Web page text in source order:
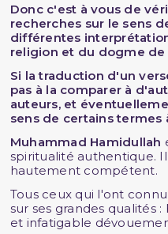
Donc c'est à vous de
recherches sur le sens
différentes
religion et du dogme de
Si la traduction d'un
pas à la comparer à
auteurs, et
sens de certains termes
Muhammad Hamidullah
spiritualité authentique.
hautement compétent.
Tous ceux qui l'ont
sur ses grandes qualités
et infatigable